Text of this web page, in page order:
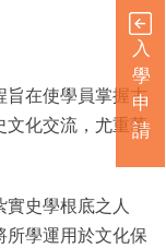
旨在使學員掌握古
文化交流，尤重華
史學根底之人
所學運用於文化保
入
學
申
請